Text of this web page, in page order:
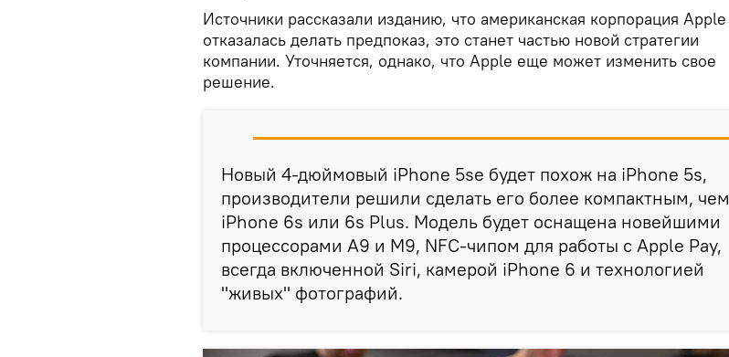
Источники рассказали изданию, что американская корпорация Apple
отказалась делать предпоказ, это станет частью новой стратегии
компании. Уточняется, однако, что Apple еще может изменить свое
решение.
Новый 4-дюймовый iPhone 5se будет похож на iPhone 5s,
производители решили сделать его более компактным, чем
iPhone 6s или 6s Plus. Модель будет оснащена новейшими
процессорами A9 и M9, NFC-чипом для работы с Apple Pay,
всегда включенной Siri, камерой iPhone 6 и технологией
"живых" фотографий.